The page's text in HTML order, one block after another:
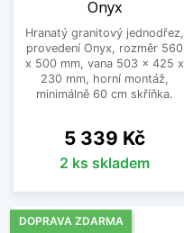
Onyx
Hranatý granitový jednodřez,
provedení Onyx, rozměr 560
x 500 mm, vana 503 x 425 x
230 mm, horní montáž,
minimálně 60 cm skříňka.
Cena
5 339 Kč
2 ks skladem
DOPRAVA ZDARMA